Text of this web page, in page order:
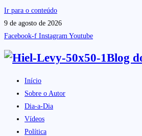
Ir para o conteúdo
9 de agosto de 2026
Facebook-f Instagram Youtube
Blog
Início
Sobre o Autor
Dia-a-Dia
Vídeos
Política